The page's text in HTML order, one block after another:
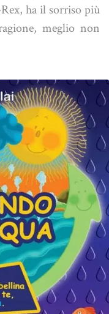
ha il sorriso più
meglio non